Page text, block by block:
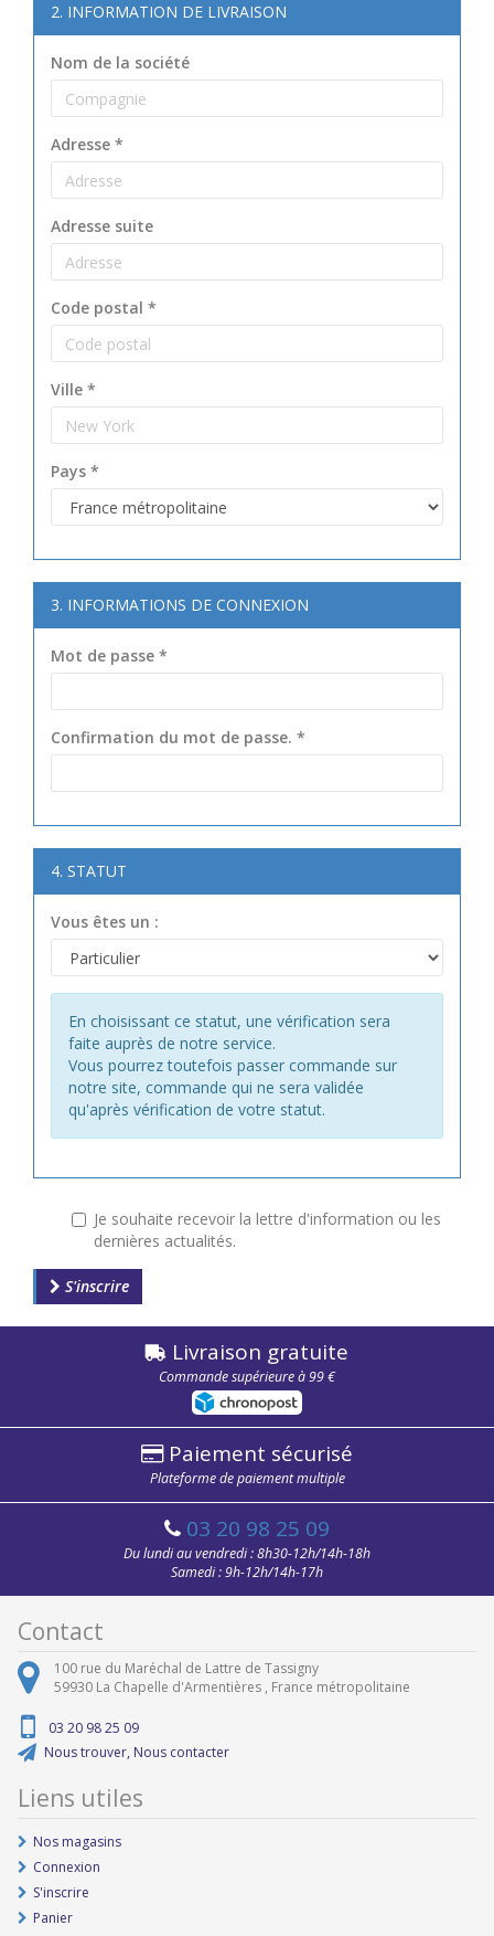
2. INFORMATION DE LIVRAISON
Nom de la société
Adresse *
Adresse suite
Code postal *
Ville *
Pays *
3. INFORMATIONS DE CONNEXION
Mot de passe *
Confirmation du mot de passe. *
4. STATUT
Vous êtes un :
En choisissant ce statut, une vérification sera
faite auprès de notre service.
Vous pourrez toutefois passer commande sur
notre site, commande qui ne sera validée
qu'après vérification de votre statut.
Je souhaite recevoir la lettre d'information ou les
dernières actualités.
S'inscrire
Livraison gratuite
Commande supérieure à 99 €
Paiement sécurisé
Plateforme de paiement multiple
03 20 98 25 09
Du lundi au vendredi : 8h30-12h/14h-18h
Samedi : 9h-12h/14h-17h
Contact
100 rue du Maréchal de Lattre de Tassigny
59930 La Chapelle d'Armentières , France métropolitaine
03 20 98 25 09
Nous trouver, Nous contacter
Liens utiles
Nos magasins
Connexion
S'inscrire
Panier